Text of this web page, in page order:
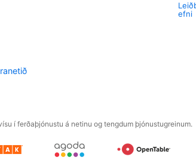
efni
í ferðaþjónustu á netinu og tengdum þjónustugreinum.